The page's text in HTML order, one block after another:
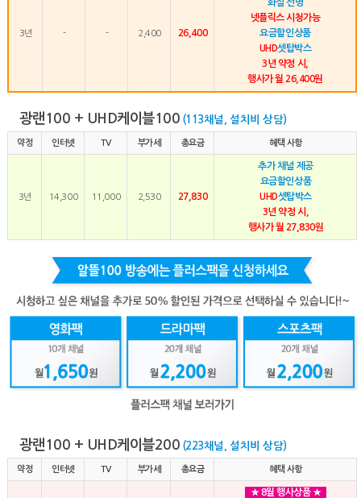
3년 - - 2,400 26,400
화질 선명
넷플릭스 시청가능
요금할인상품
UHD셋탑박스
3년 약정 시,
행사가 월 26,400원
광랜100 + UHD케이블100 (113채널, 설치비 상담)
약정 인터넷 TV 부가세 총요금 혜택 사항
3년 14,300 11,000 2,530 27,830
추가 채널 제공
요금할인상품
UHD셋탑박스
3년 약정 시,
행사가 월 27,830원
광랜100 + UHD케이블200 (223채널, 설치비 상담)
약정 인터넷 TV 부가세 총요금 혜택 사항
★ 8월 행사상품 ★